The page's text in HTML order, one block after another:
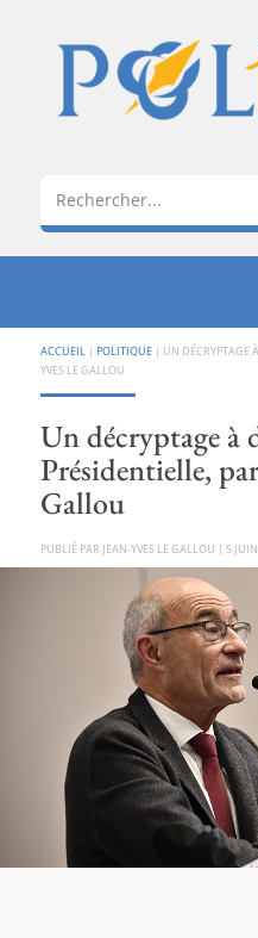
ACCUEIL | POLITIQUE| UN DÉCRYPTAGE
YVES LE GALLOU
Un décryptage à
Présidentielle,
Gallou
PAR JEAN-YVES LE GALLOU | 5